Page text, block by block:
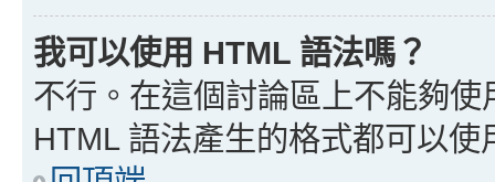
我可以使用 HTML 語法嗎？
不行。在這個討論區上不能夠
HTML 語法產生的格式都可以